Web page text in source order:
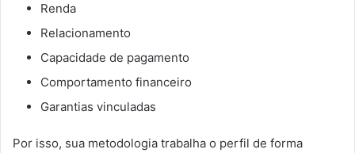
Renda
Relacionamento
Capacidade de pagamento
Comportamento financeiro
Garantias vinculadas
Por isso, sua metodologia trabalha o perfil de forma